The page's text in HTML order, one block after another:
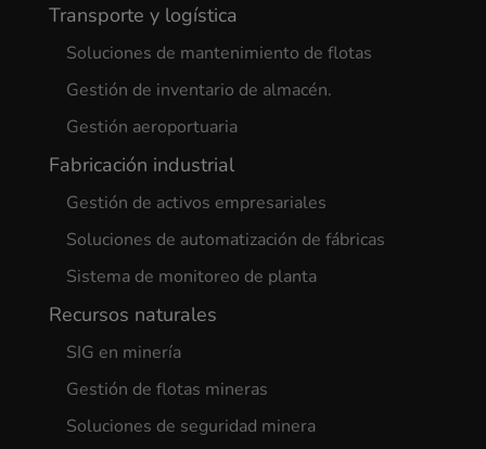
Transporte y logística
Soluciones de mantenimiento de flotas
Gestión de inventario de almacén.
Gestión aeroportuaria
Fabricación industrial
Gestión de activos empresariales
Soluciones de automatización de fábricas
Sistema de monitoreo de planta
Recursos naturales
SIG en minería
Gestión de flotas mineras
Soluciones de seguridad minera